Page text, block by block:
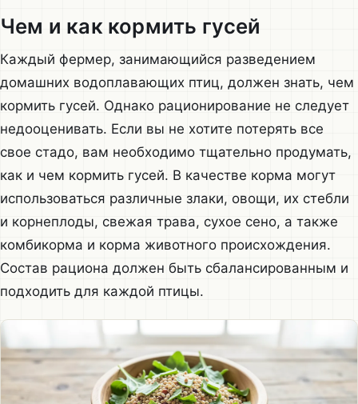
Чем и как кормить гусей
Каждый фермер, занимающийся разведением
домашних водоплавающих птиц, должен знать, чем
кормить гусей. Однако рационирование не следует
недооценивать. Если вы не хотите потерять все
свое стадо, вам необходимо тщательно продумать,
как и чем кормить гусей. В качестве корма могут
использоваться различные злаки, овощи, их стебли
и корнеплоды, свежая трава, сухое сено, а также
комбикорма и корма животного происхождения.
Состав рациона должен быть сбалансированным и
подходить для каждой птицы.